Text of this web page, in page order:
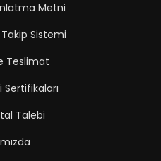
Metni
Sistemi
Teslimat
Talebi